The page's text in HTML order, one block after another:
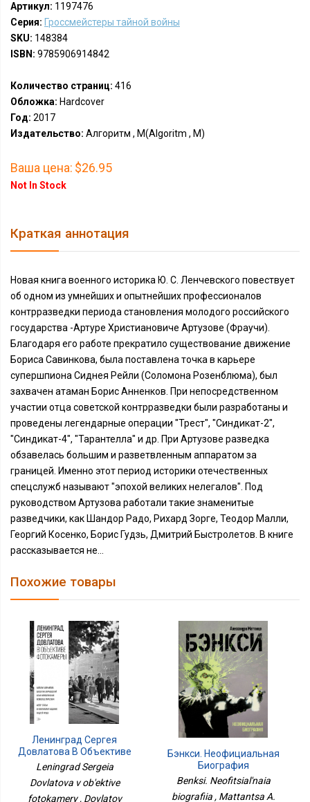
Артикул: 1197476
Серия: Гроссмейстеры тайной войны
SKU: 148384
ISBN: 9785906914842
Количество страниц: 416
Обложка: Hardcover
Год: 2017
Издательство: Алгоритм , М(Algoritm , M)
Ваша цена: $26.95
Not In Stock
Краткая аннотация
Новая книга военного историка Ю. С. Ленчевского повествует
об одном из умнейших и опытнейших профессионалов
контрразведки периода становления молодого российского
государства -Артуре Христиановиче Артузове (Фраучи).
Благодаря его работе прекратило существование движение
Бориса Савинкова, была поставлена точка в карьере
супершпиона Сиднея Рейли (Соломона Розенблюма), был
захвачен атаман Борис Анненков. При непосредственном
участии отца советской контрразведки были разработаны и
проведены легендарные операции "Трест", "Синдикат-2",
"Синдикат-4", "Тарантелла" и др. При Артузове разведка
обзавелась большим и разветвленным аппаратом за
границей. Именно этот период историки отечественных
спецслужб называют "эпохой великих нелегалов". Под
руководством Артузова работали такие знаменитые
разведчики, как Шандор Радо, Рихард Зорге, Теодор Малли,
Георгий Косенко, Борис Гудзь, Дмитрий Быстролетов. В книге
рассказывается не...
Похожие товары
Ленинград Сергея
Довлатова В Объективе
Фотокамеры
Leningrad Sergeia
Dovlatova v ob'ektive
fotokamery , Dovlatov
Бэнкси. Неофициальная
Биография
Benksi. Neofitsial'naia
biografiia , Mattantsa A.